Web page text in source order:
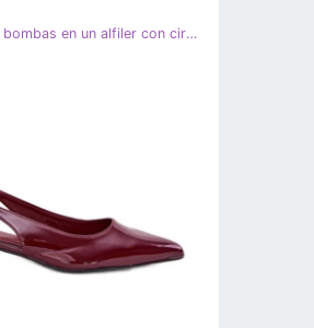
Borgoña con bombas en un alfiler con circones rojo